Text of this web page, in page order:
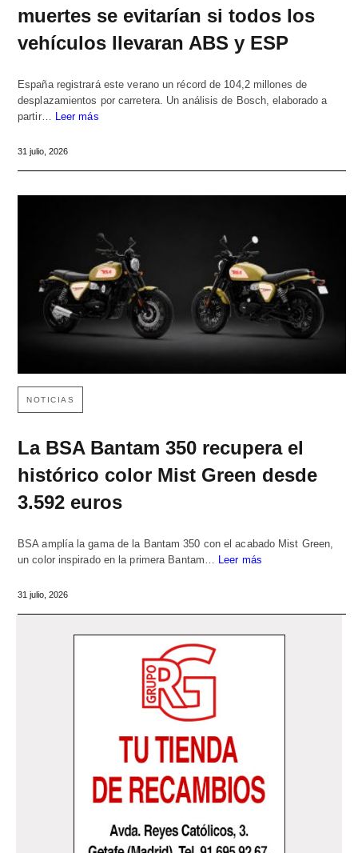
muertes se evitarían si todos los
vehículos llevaran ABS y ESP
España registrará este verano un récord de 104,2 millones de
desplazamientos por carretera. Un análisis de Bosch, elaborado a
partir…
Leer más
31 julio, 2026
NOTICIAS
La BSA Bantam 350 recupera el
histórico color Mist Green desde
3.592 euros
BSA amplía la gama de la Bantam 350 con el acabado Mist Green,
un color inspirado en la primera Bantam… Leer más
31 julio, 2026